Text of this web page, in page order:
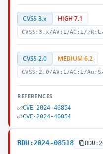
CVSS 3.x HIGH 7.1
CVSS:3.x/AV:L/AC:L/
CVSS 2.0 MEDIUM 6.2
CVSS:2.0/AV:L/AC:L/
REFERENCES
CVE-2024-46854
CVE-2024-46854
BDU:2024-08518